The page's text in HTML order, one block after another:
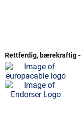
Rettferdig, bærekraftig